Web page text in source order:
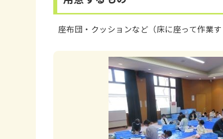
座布団・クッションなど（床に座って作業